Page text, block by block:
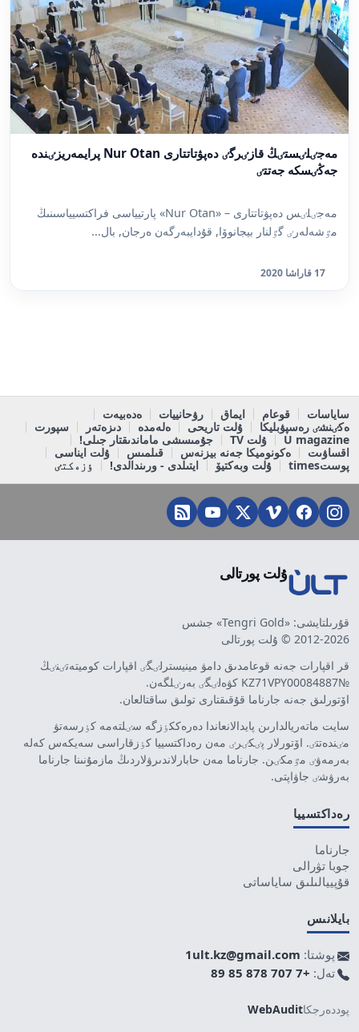
مەجٸلٸستٸڭ قازٸرگٸ دەپۋتاتتارى Nur Otan پرايمەريزٸندە
جەڭٸسكە جەتتٸ
مەجٸلٸس دەپۋتاتتارى – «Nur Otan» پارتيياسى فراكتسيياسىنىڭ
مٷشەلەرٸ گٷلنار بيجانوۆا, قۇدايبەرگەن ەرجان, بال...
17 قاراشا 2020
ساياسات قوعام ايماق رۋحانييات
ەدەبيەت
ەكٸنشٸ رەسپۋبليكا
ۇلت تاريحى ەلەمدە دىزەتەر
سپورت
U magazine
ۇلت TV
جۇمىسشى ماماندىقتار جىلى!
اقساۋىت
ەكونوميكا جەنە بيزنەس قىلمىس
ۇلت ايناسى
پوستtimes
ۇلت وبەكتيۆ ايتىلدى - ورىندالدى! ٶزەكتٸ
ۇلت پورتالى
قۇرىلتايشى: «Tengri Gold» جشس
2012-2026 © ۇلت پورتالى
قر اقپارات جەنە قوعامدىق دامۋ مينيسترلٸگٸ اقپارات كوميتەتٸنٸڭ
№KZ71VPY00084887 كۋەلٸگٸ بەرٸلگەن.
اۆتورلىق جەنە جارناما قۇقىقتارى تولىق ساقتالعان.
سايت ماتەريالدارىن پايدالانعاندا دەرەككٶزگە سٸلتەمە كٶرسەتۋ
مٸندەتتٸ. اۆتورلار پٸكٸرٸ مەن رەداكتسييا كٶزقاراسى سەيكەس كەلە
بەرمەۋٸ مٷمكٸن. جارناما مەن حابارلاندىرۋلاردىڭ مازمۇنىنا جارناما
بەرۋشٸ جاۋاپتى.
رەداكتسييا
جارناما
جوبا تۋرالى
قۇپييالىلىق ساياساتى
بايلانىس
پوشتا: 1ult.kz@gmail.com
تەل: +7 707 878 85 89
پوددەرجكاWebAudit